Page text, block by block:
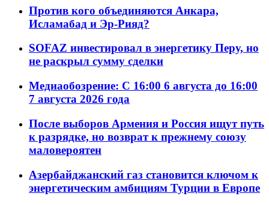
Против кого объединяются Анкара,
Исламабад и Эр-Рияд?
SOFAZ инвестировал в энергетику Перу, но
не раскрыл сумму сделки
Медиаобозрение: С 16:00 6 августа до 16:00
7 августа 2026 года
После выборов Армения и Россия ищут путь
к разрядке, но возврат к прежнему союзу
маловероятен
Азербайджанский газ становится ключом к
энергетическим амбициям Турции в Европе